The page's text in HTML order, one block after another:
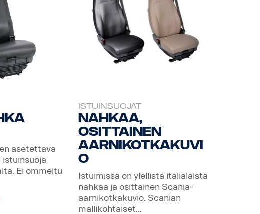
asetettava
Ei ommeltu
ISTUINSUOJAT
Nahkaa,
osittainen
aarnikotkakuvi
o
Istuimissa on ylellistä italialaista
nahkaa ja osittainen Scania-
aarnikotkakuvio. Scanian
mallikohtaiset...